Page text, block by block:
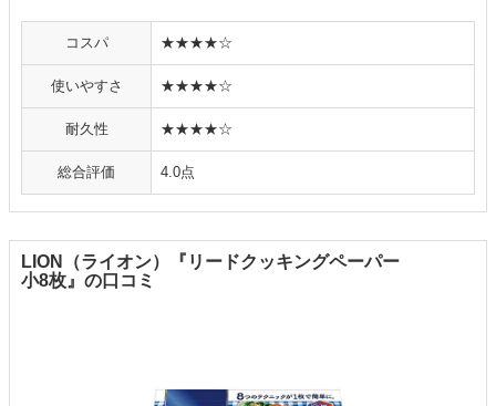
コスパ ★★★★☆
使いやすさ ★★★★☆
耐久性 ★★★★☆
総合評価 4.0点
LION（ライオン）『リードクッキングペーパー
小8枚』の口コミ